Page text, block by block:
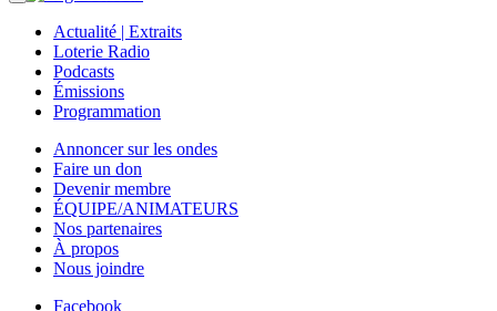
Actualité | Extraits
Loterie Radio
Podcasts
Émissions
Programmation
Annoncer sur les ondes
Faire un don
Devenir membre
ÉQUIPE/ANIMATEURS
Nos partenaires
À propos
Nous joindre
Facebook